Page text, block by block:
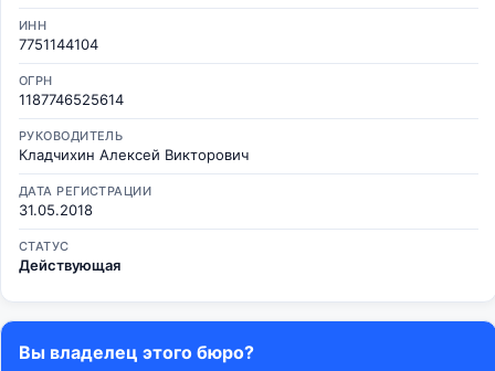
ИНН
7751144104
ОГРН
1187746525614
РУКОВОДИТЕЛЬ
Кладчихин Алексей Викторович
ДАТА РЕГИСТРАЦИИ
31.05.2018
СТАТУС
Действующая
Вы владелец этого бюро?